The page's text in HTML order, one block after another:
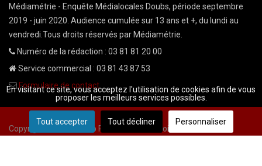
Médiamétrie - Enquête Médialocales Doubs, période septembre
2019 - juin 2020. Audience cumulée sur 13 ans et +, du lundi au
vendredi.Tous droits réservés par Médiamétrie.
Numéro de la rédaction : 03 81 81 20 00
Service commercial : 03 81 43 87 53
Formulaire de contact
Copyright © 2026 Radio Plein Air - Tous droits réservés
En visitant ce site, vous acceptez l'utilisation de cookies afin de vous
proposer les meilleurs services possibles.
Tout accepter Tout décliner Personnaliser